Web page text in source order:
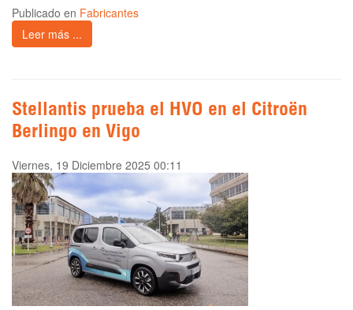
Publicado en Fabricantes
Leer más ...
Stellantis prueba el HVO en el Citroën
Berlingo en Vigo
Viernes, 19 Diciembre 2025 00:11